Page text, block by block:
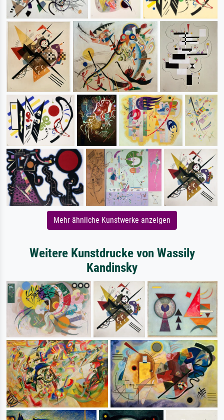
Mehr ähnliche Kunstwerke anzeigen
Weitere Kunstdrucke von Wassily
Kandinsky